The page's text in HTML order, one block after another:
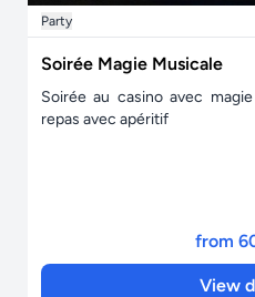
Party
Soirée Magie Musicale
Soirée au casino avec
repas avec apéritif
from
View